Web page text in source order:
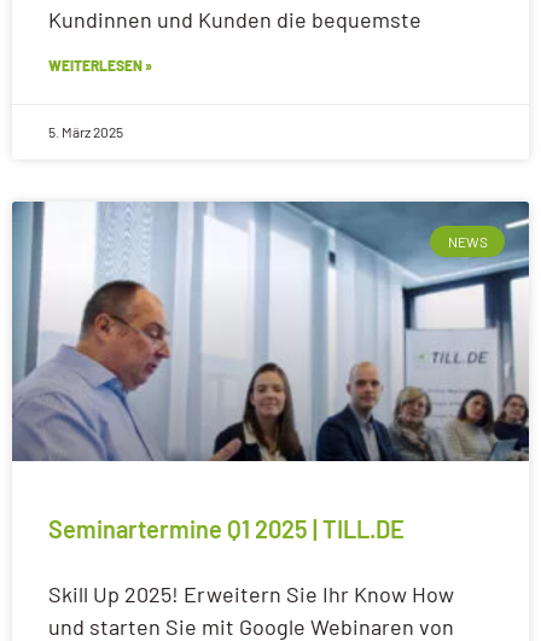
Kundinnen und Kunden die bequemste
WEITERLESEN »
5. März 2025
NEWS
Seminartermine Q1 2025 | TILL.DE
Skill Up 2025! Erweitern Sie Ihr Know How
und starten Sie mit Google Webinaren von